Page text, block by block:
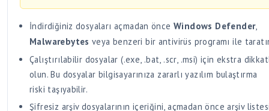
İndirdiğiniz dosyaları açmadan önceWindows Defender,
Malwarebytes veya benzeri bir antivirüs programı ile
Çalıştırılabilir dosyalar (.exe, .bat, .scr, .msi) için ekstra
olun. Bu dosyalar bilgisayarınıza zararlı yazılım bulaştırma
riski taşıyabilir.
Şifresiz arşiv dosyalarının içeriğini, açmadan önce arşiv